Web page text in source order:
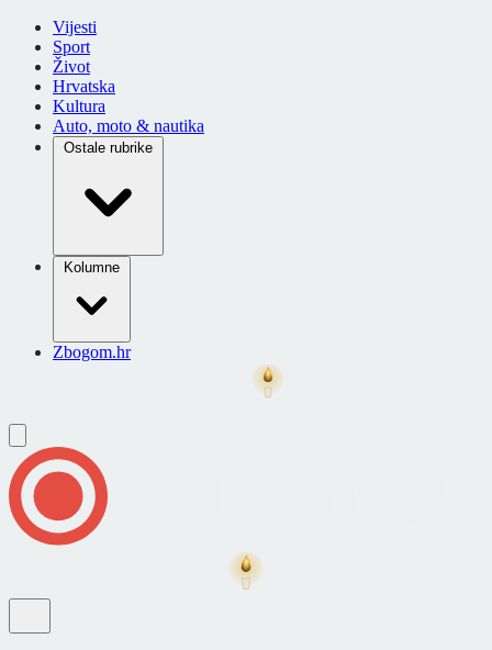
Vijesti
Sport
Život
Hrvatska
Kultura
Auto, moto & nautika
Ostale rubrike
Kolumne
Zbogom.hr